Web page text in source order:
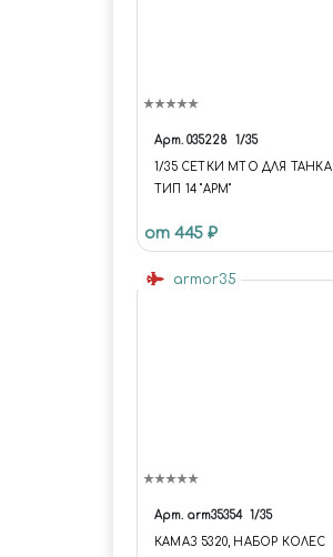
Арт. 035228 1/35
1/35 СЕТКИ МТО ДЛЯ ТАНКА
ТИП 14 "АРМ"
от 445 ₽
armor35
Арт. arm35354 1/35
КАМАЗ 5320, НАБОР КОЛЕС